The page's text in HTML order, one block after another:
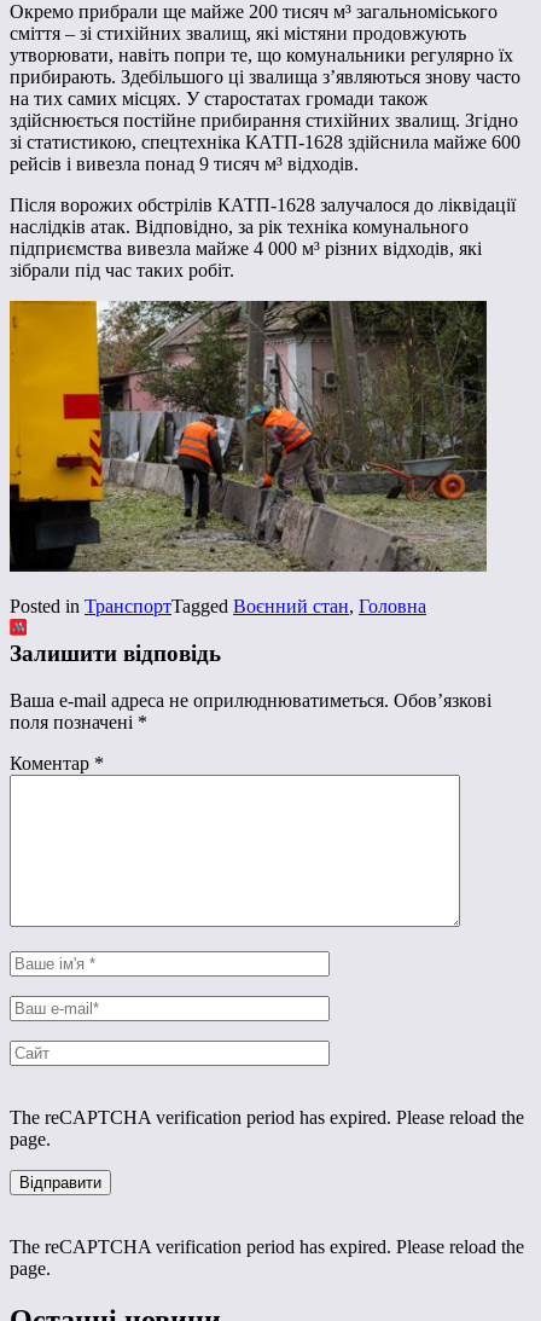
Окремо прибрали ще майже 200 тисяч м³ загальноміського
сміття – зі стихійних звалищ, які містяни продовжують
утворювати, навіть попри те, що комунальники регулярно їх
прибирають. Здебільшого ці звалища з’являються знову часто
на тих самих місцях. У старостатах громади також
здійснюється постійне прибирання стихійних звалищ. Згідно
зі статистикою, спецтехніка КАТП-1628 здійснила майже 600
рейсів і вивезла понад 9 тисяч м³ відходів.
Після ворожих обстрілів КАТП-1628 залучалося до ліквідації
наслідків атак. Відповідно, за рік техніка комунального
підприємства вивезла майже 4 000 м³ різних відходів, які
зібрали під час таких робіт.
Posted in ТранспортTagged Воєнний стан, Головна
Залишити відповідь
Ваша e-mail адреса не оприлюднюватиметься. Обов’язкові
поля позначені *
Коментар *
The reCAPTCHA verification period has expired. Please reload the
page.
The reCAPTCHA verification period has expired. Please reload the
page.